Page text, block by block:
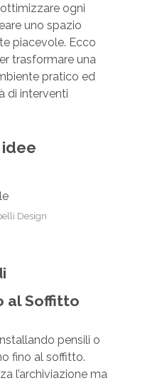
ogni
uno spazio
piacevole. Ecco
trasformare una
pratico ed
di interventi
Design
al Soffitto
pensili o
fino al soffitto.
l’archiviazione ma